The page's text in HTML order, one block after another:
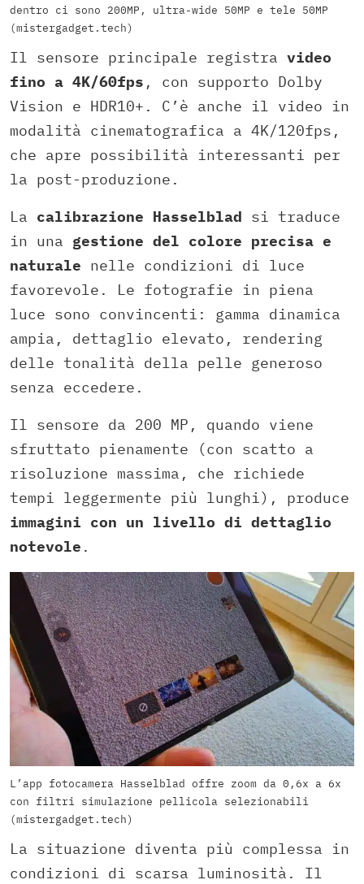
dentro ci sono 200MP, ultra-wide 50MP e tele 50MP
(mistergadget.tech)
Il sensore principale registra video
fino a 4K/60fps , con supporto Dolby
Vision e HDR10+. C’è anche il video in
modalità cinematografica a 4K/120fps,
che apre possibilità interessanti per
la post-produzione.
La calibrazione Hasselblad si traduce
in una gestione del colore precisa e
naturale nelle condizioni di luce
favorevole. Le fotografie in piena
luce sono convincenti: gamma dinamica
ampia, dettaglio elevato, rendering
delle tonalità della pelle generoso
senza eccedere.
Il sensore da 200 MP, quando viene
sfruttato pienamente (con scatto a
risoluzione massima, che richiede
tempi leggermente più lunghi), produce
immagini con un livello di dettaglio
notevole .
L’app fotocamera Hasselblad offre zoom da 0,6x a 6x
con filtri simulazione pellicola selezionabili
(mistergadget.tech)
La situazione diventa più complessa in
condizioni di scarsa luminosità. Il